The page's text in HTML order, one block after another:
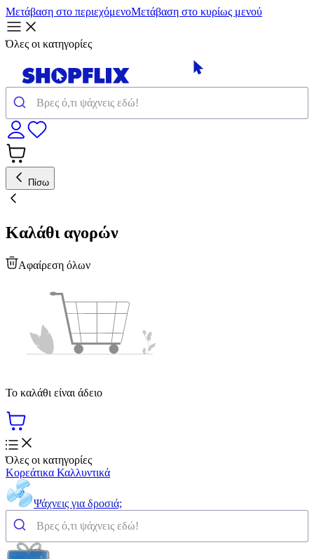
Μετάβαση στο περιεχόμενοΜετάβαση στο κυρίως μενού
Όλες οι κατηγορίες
Πίσω
Καλάθι αγορών
Αφαίρεση όλων
Το καλάθι είναι άδειο
Όλες οι κατηγορίες
Κορεάτικα Καλλυντικά
Ψάχνεις για δροσιά;